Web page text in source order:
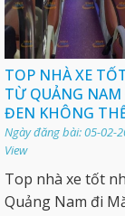
TOP NHÀ XE
TỪ QUẢNG
ĐEN KHÔNG
Ngày đăng bài: 05-
View
Top nhà xe tốt
Quảng Nam đi